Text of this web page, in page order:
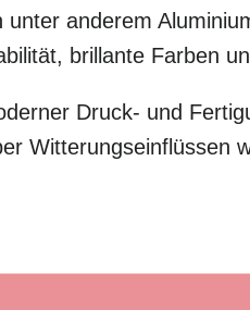
unter anderem
brillante Farben
Druck- und
Witterungseinflüssen